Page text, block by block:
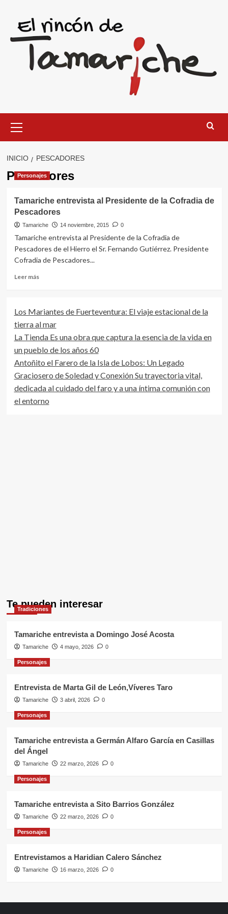
contenido
primario
INICIO PESCADORES
Pescadores
Personajes
Tamariche entrevista al Presidente de la Cofradia de
Pescadores
Tamariche 14 noviembre, 2015 0
Tamariche entrevista al Presidente de la Cofradia de
Pescadores de el Hierro el Sr. Fernando Gutiérrez. Presidente
Cofradia de Pescadores...
Leer másLeer
entrevista
al
Presidente
de
la
Cofradia
Pescadores
Los Mariantes de Fuerteventura: El viaje estacional de la
tierra al mar
La Tienda Es una obra que captura la esencia de la vida en
un pueblo de los años 60
Antoñito el Farero de la Isla de Lobos: Un Legado
Graciosero de Soledad y Conexión Su trayectoria vital,
dedicada al cuidado del faro y a una íntima comunión con
el entorno
Te pueden interesar
Tradiciones
Tamariche entrevista a Domingo José Acosta
Tamariche 4 mayo, 2026 0
Personajes
Entrevista de Marta Gil de León,Víveres Taro
Tamariche 3 abril, 2026 0
Personajes
Tamariche entrevista a Germán Alfaro García en Casillas
del Ángel
Tamariche 22 marzo, 2026 0
Personajes
Tamariche entrevista a Sito Barrios González
Tamariche 22 marzo, 2026 0
Personajes
Entrevistamos a Haridian Calero Sánchez
Tamariche 16 marzo, 2026 0